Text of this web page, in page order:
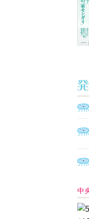
Ａ
く
催
ト
ヤ
モ
あ